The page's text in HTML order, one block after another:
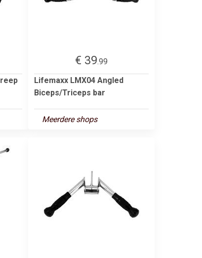
€ 39.99
Lifemaxx LMX04 Angled
Biceps/Triceps bar
Meerdere shops